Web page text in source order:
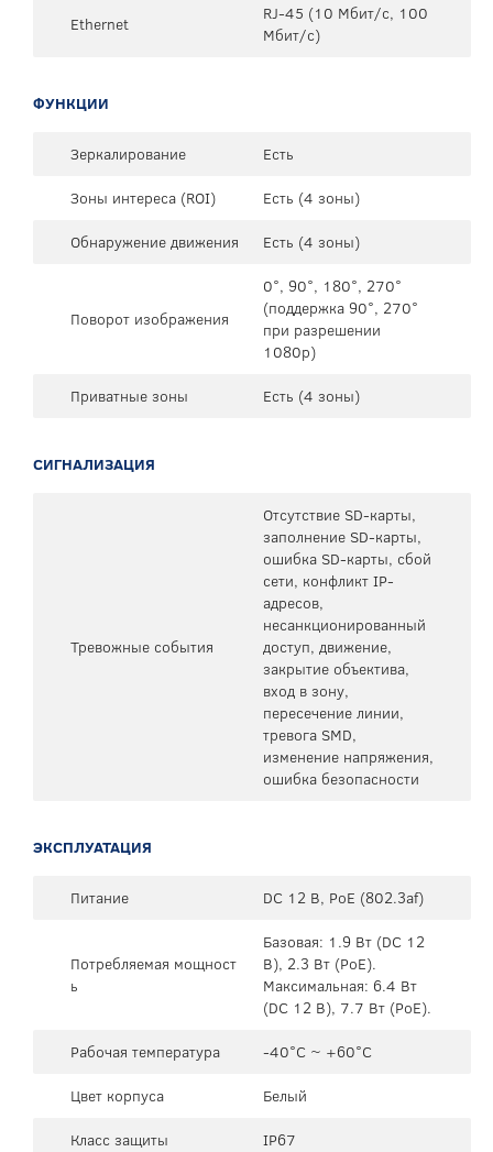
Ethernet
RJ-45 (10 Мбит/с, 100
Мбит/с)
ФУНКЦИИ
Зеркалирование
Есть
Зоны интереса (ROI)
Есть (4 зоны)
Обнаружение движения
Есть (4 зоны)
Поворот изображения
0°, 90°, 180°, 270°
(поддержка 90°, 270°
при разрешении
1080p)
Приватные зоны
Есть (4 зоны)
СИГНАЛИЗАЦИЯ
Тревожные события
Отсутствие SD-карты,
заполнение SD-карты,
ошибка SD-карты, сбой
сети, конфликт IP-
адресов,
несанкционированный
доступ, движение,
закрытие объектива,
вход в зону,
пересечение линии,
тревога SMD,
изменение напряжения,
ошибка безопасности
ЭКСПЛУАТАЦИЯ
Питание DC 12 В, PoE (802.3af)
Потребляемая мощност
ь
Базовая: 1.9 Вт (DC 12
В), 2.3 Вт (PoE).
Максимальная: 6.4 Вт
(DC 12 В), 7.7 Вт (PoE).
Рабочая температура
-40°C ~ +60°C
Цвет корпуса
Белый
Класс защиты
IP67